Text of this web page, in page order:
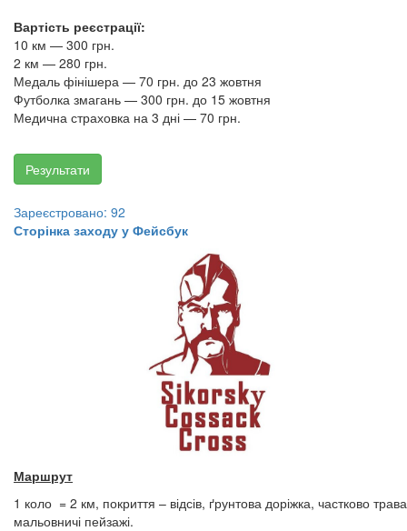
Вартість реєстрації:
10 км — 300 грн.
2 км — 280 грн.
Медаль фінішера — 70 грн. до 23 жовтня
Футболка змагань — 300 грн. до 15 жовтня
Медична страховка на 3 дні — 70 грн.
Результати
Зареєстровано: 92
Сторінка заходу у Фейсбук
Маршрут
1 коло = 2 км, покриття – відсів, ґрунтова доріжка, частково
мальовничі пейзажі.